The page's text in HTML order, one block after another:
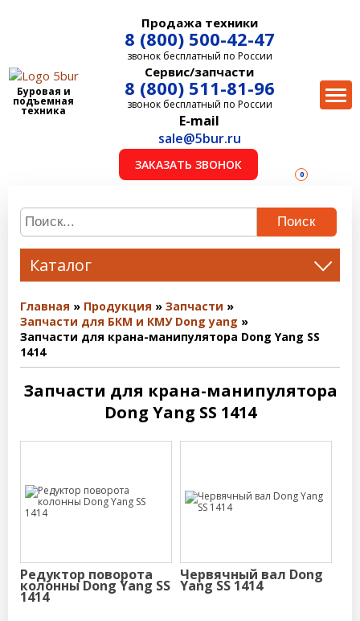
Буровая и
подъемная
техника
Продажа техники
8 (800) 500-42-47
звонок бесплатный по России
Сервис/запчасти
8 (800) 511-81-96
звонок бесплатный по России
E-mail
sale@5bur.ru
ЗАКАЗАТЬ ЗВОНОК
0
Поиск
Каталог
Главная Продукция
Запчасти
Запчасти для БКМ и КМУ Dong yang
Запчасти для крана-манипулятора Dong Yang SS
1414
Запчасти для крана-манипулятора
Dong Yang SS 1414
Редуктор поворота
колонны Dong Yang SS
1414
Червячный вал Dong
Yang SS 1414